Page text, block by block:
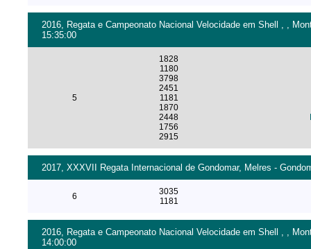
2016, Regata e Campeonato Nacional Velocidade em Shell , ,
15:35:00
5
1828
1180
3798
2451
1181
1870
2448
1756
2915
2017, XXXVII Regata Internacional de Gondomar, Melres -
6
3035
1181
2016, Regata e Campeonato Nacional Velocidade em Shell , ,
14:00:00